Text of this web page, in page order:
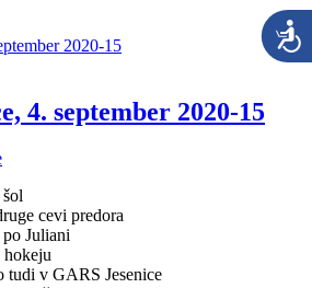
4. september 2020-15
cevi predora
Juliani
hokeju
tudi v GARS Jesenice